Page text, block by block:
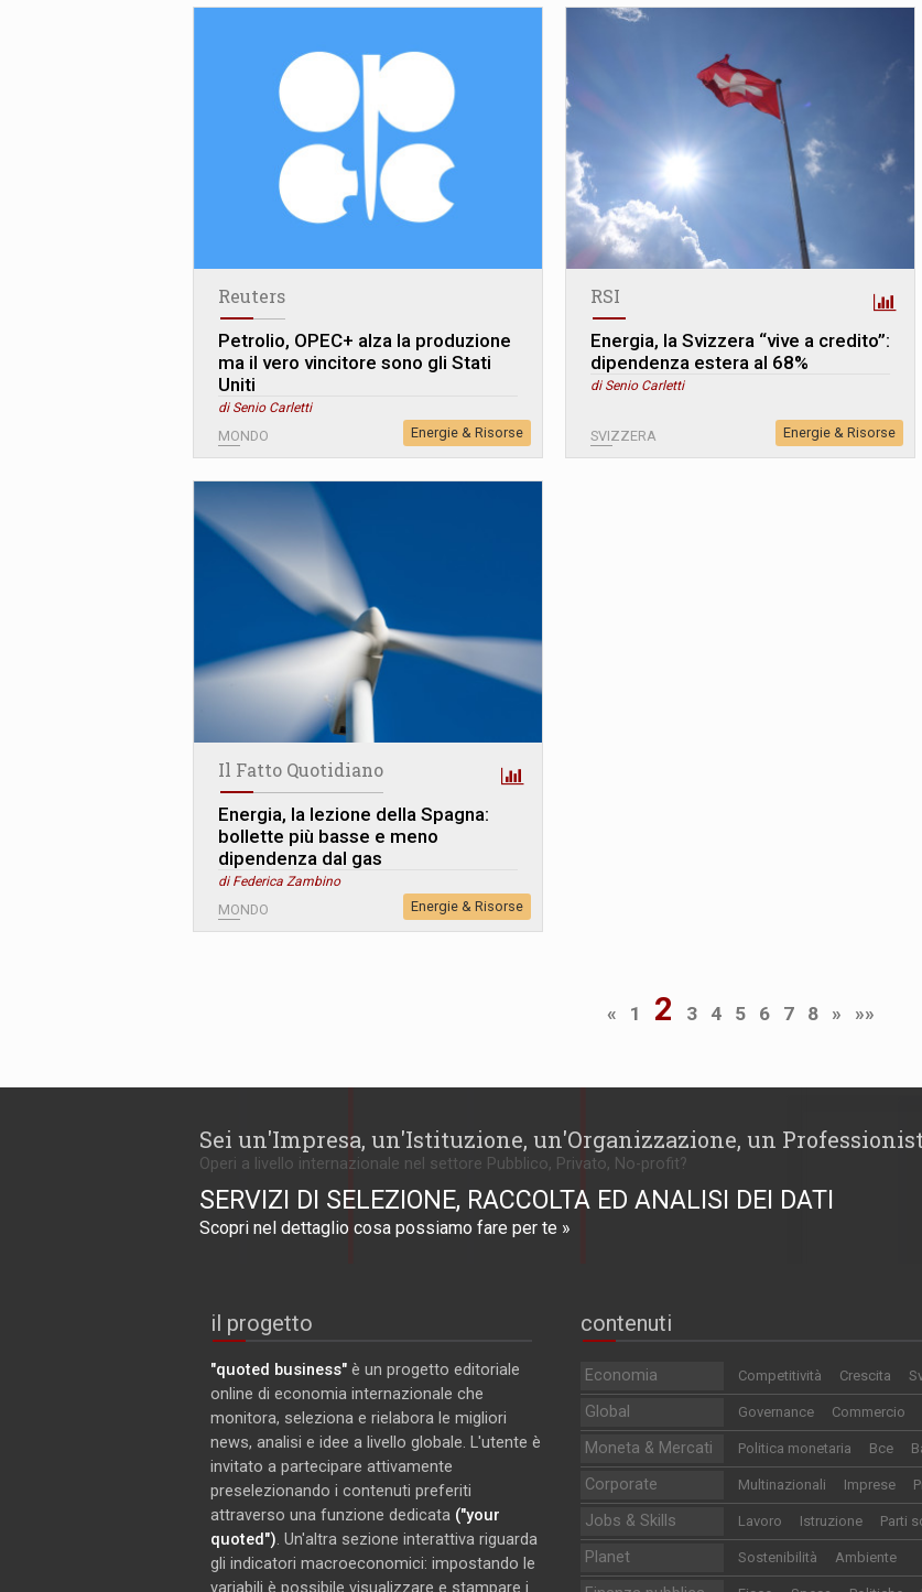
Reuters
Petrolio, OPEC+ alza la produzione
ma il vero vincitore sono gli Stati
Uniti
di Senio Carletti
MONDO Energie & Risorse
RSI
Energia, la Svizzera “vive a credito”:
dipendenza estera al 68%
di Senio Carletti
SVIZZERA Energie & Risorse
Il Fatto Quotidiano
Energia, la lezione della Spagna:
bollette più basse e meno
dipendenza dal gas
di Federica Zambino
MONDO Energie & Risorse
« 1 2 3 4 5 6 7 8 » »»
Sei un'Impresa, un'Istituzione, un'Organizzazione, un
Operi a livello internazionale nel settore Pubblico, Privato, No-profit?
SERVIZI DI SELEZIONE, RACCOLTA ED ANALISI DEI DATI
Scopri nel dettaglio cosa possiamo fare per te »
il progetto
"quoted business" è un progetto editoriale
online di economia internazionale che
monitora, seleziona e rielabora le migliori
news, analisi e idee a livello globale. L'utente è
invitato a partecipare attivamente
preselezionando i contenuti preferiti
attraverso una funzione dedicata ("your
quoted"). Un'altra sezione interattiva riguarda
gli indicatori macroeconomici: impostando le
contenuti
Economia Competitività Crescita
Global Governance Commercio
Moneta & Mercati Politica monetaria Bce
Corporate Multinazionali Imprese
Jobs & Skills Lavoro Istruzione Parti
Planet Sostenibilità Ambiente